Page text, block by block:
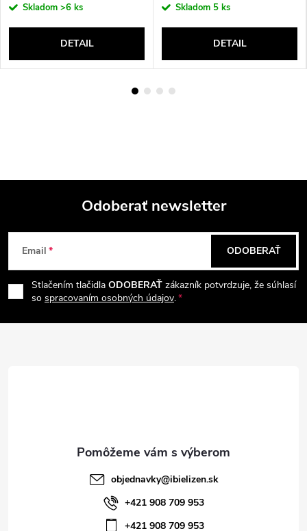
Skladom >6 ks
DETAIL
Skladom 5 ks
DETAIL
Z
á
p
Odoberať newsletter
Email
Stlačením tlačidla ODOBERAŤ zákazník potvrdzuje, že súhlasí
so spracovaním osobných údajov.
ODOBERAŤ
objednavky@ibielizen.sk
+421 908 709 953
+421 908 709 953